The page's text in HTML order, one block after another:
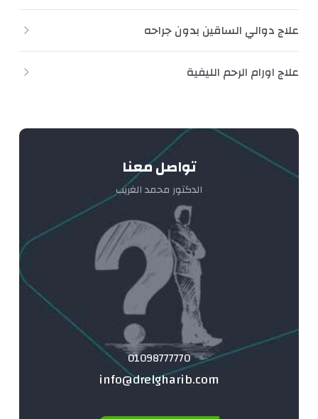
علاج دوالي الساقين بدون جراحه
علاج اورام الرحم الليفية
تواصل معنا
الدكتور محمد الغريب
01098777770
info@drelgharib.com